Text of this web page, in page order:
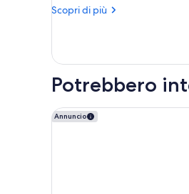
king
Tub)
Scopri di più
Altri
1
king
Accessible,
Tub)
Potrebbero
Annuncio
Loews Nashville Hotel at